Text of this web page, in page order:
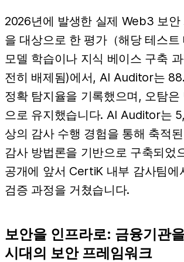
2026년에 발생한 실제 Web3 보안
을 대상으로 한 평가（해당 테스트
모델 학습이나 지식 베이스 구축
전히 배제됨)에서, AI Auditor는
정확 탐지율을 기록했으며, 오탐은
으로 유지했습니다. AI Auditor는
상의 감사 수행 경험을 통해 축적
감사 방법론을 기반으로 구축되었
공개에 앞서 CertiK 내부 감사팀에
검증 과정을 거쳤습니다.
보안을 인프라로: 금융기관
시대의 보안 프레임워크